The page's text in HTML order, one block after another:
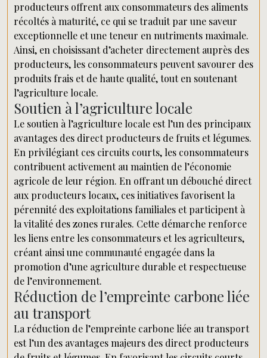
producteurs offrent aux consommateurs des aliments
récoltés à maturité, ce qui se traduit par une saveur
exceptionnelle et une teneur en nutriments maximale.
Ainsi, en choisissant d’acheter directement auprès des
producteurs, les consommateurs peuvent savourer des
produits frais et de haute qualité, tout en soutenant
l’agriculture locale.
Soutien à l’agriculture locale
Le soutien à l’agriculture locale est l’un des principaux
avantages des direct producteurs de fruits et légumes.
En privilégiant ces circuits courts, les consommateurs
contribuent activement au maintien de l’économie
agricole de leur région. En offrant un débouché direct
aux producteurs locaux, ces initiatives favorisent la
pérennité des exploitations familiales et participent à
la vitalité des zones rurales. Cette démarche renforce
les liens entre les consommateurs et les agriculteurs,
créant ainsi une communauté engagée dans la
promotion d’une agriculture durable et respectueuse
de l’environnement.
Réduction de l’empreinte carbone liée
au transport
La réduction de l’empreinte carbone liée au transport
est l’un des avantages majeurs des direct producteurs